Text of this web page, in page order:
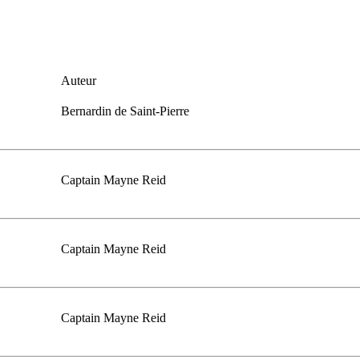
Auteur
Bernardin de Saint-Pierre
Captain Mayne Reid
Captain Mayne Reid
Captain Mayne Reid